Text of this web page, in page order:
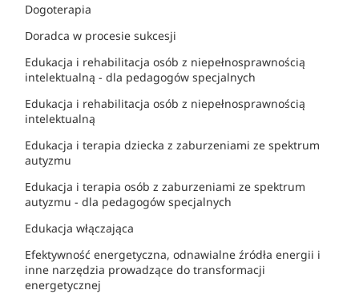
Dogoterapia
Doradca w procesie sukcesji
Edukacja i rehabilitacja osób z niepełnosprawnością
intelektualną - dla pedagogów specjalnych
Edukacja i rehabilitacja osób z niepełnosprawnością
intelektualną
Edukacja i terapia dziecka z zaburzeniami ze spektrum
autyzmu
Edukacja i terapia osób z zaburzeniami ze spektrum
autyzmu - dla pedagogów specjalnych
Edukacja włączająca
Efektywność energetyczna, odnawialne źródła energii i
inne narzędzia prowadzące do transformacji
energetycznej